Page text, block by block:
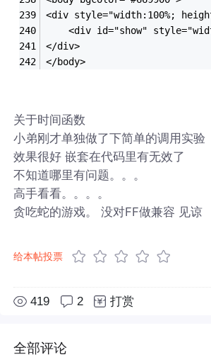
<div style="width:100%;
<div id="show"
</div>
</body>
关于时间函数
小弟刚才单独做了下简单的调用实验
效果很好 嵌套在代码里有无效了
不知道哪里有问题。。。
高手看看。。。。
贪吃蛇的游戏。 没对FF做兼容 见谅
给本帖投票
419 2 打赏
全部评论